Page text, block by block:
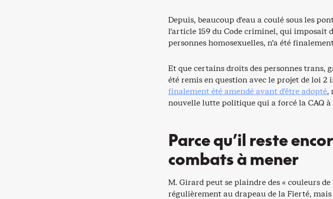
Depuis, beaucoup d’eau a coulé sous les
l’article 159 du Code criminel, qui imposait
personnes homosexuelles, n’a été
Et que certains droits des personnes trans,
été remis en question avec le projet de loi 2
finalement été amendé avant d’être adopté,
nouvelle lutte politique qui a forcé la CAQ à
Parce qu’il reste
combats à mener
M. Girard peut se plaindre des « couleurs
régulièrement au drapeau de la Fierté,